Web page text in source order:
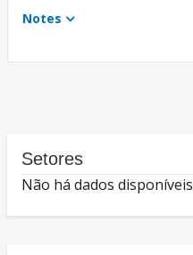
Notes
Setores
Não há dados disponíveis